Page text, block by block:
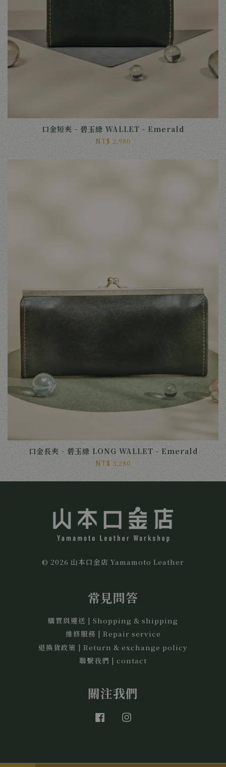
口金短夾 - 碧玉綠 WALLET - Emerald
NT$ 2,980
口金長夾 - 碧玉綠 LONG WALLET - Emerald
NT$ 3,280
© 2026 山本口金店 Yamamoto Leather
常見問答
購買與運送 | Shopping & shipping
維修服務 | Repair service
退換貨政策 | Return & exchange policy
聯繫我們 | contact
關注我們
Facebook